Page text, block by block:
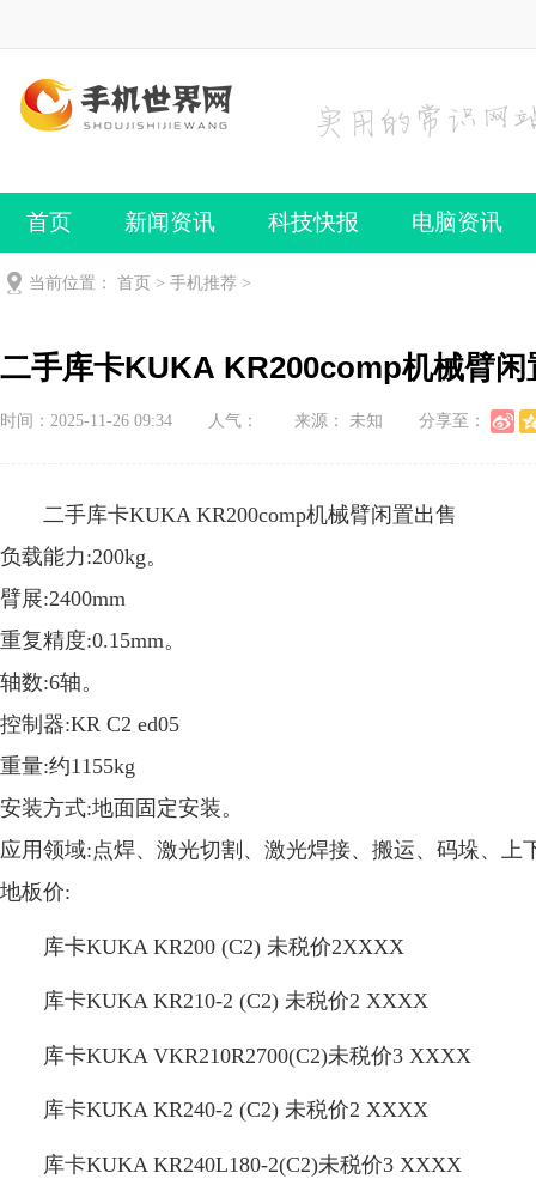
首页 新闻资讯 科技快报 电脑资讯
手机频道 手机技巧
当前位置： 首页 > 手机推荐 >
二手库卡KUKA KR200comp机械臂闲
时间：2025-11-26 09:34 人气： 来源： 未知 分享至：
二手库卡KUKA KR200comp机械臂闲置出售
负载能力:200kg。
臂展:2400mm
重复精度:0.15mm。
轴数:6轴。
控制器:KR C2 ed05
重量:约1155kg
安装方式:地面固定安装。
应用领域:点焊、激光切割、激光焊接、搬运、码垛、上
地板价:
库卡KUKA KR200 (C2) 未税价2XXXX
库卡KUKA KR210-2 (C2) 未税价2 XXXX
库卡KUKA VKR210R2700(C2)未税价3 XXXX
库卡KUKA KR240-2 (C2) 未税价2 XXXX
库卡KUKA KR240L180-2(C2)未税价3 XXXX